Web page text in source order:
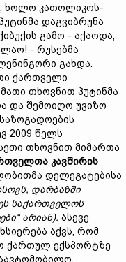
ხოლო კათოლიკოს-
დაგვიბრუნა
გამო - აქაოდა,
- რუსებმა
გახდა.
ქართველი
თხოვნით პუტინმა
და შემოიღო უვიზო
2009 წელს
თხოვნით მიმართა
კავშირის
დელეგატებისა
, დარბაზში
საქართველოს
არიან). ასევე
აქვს, რომ
ქართულ ექსპორტზე